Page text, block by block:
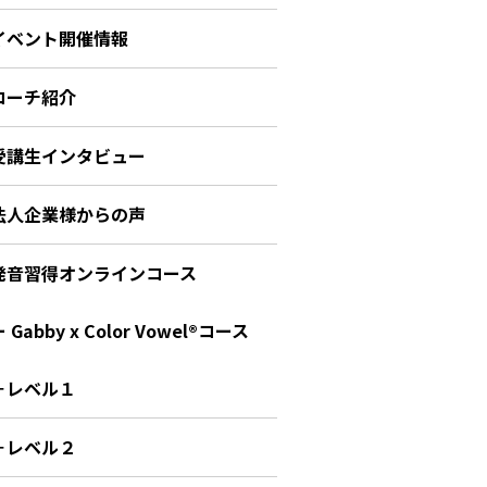
ベント開催情報
ーチ紹介
講生インタビュー
人企業様からの声
音習得オンラインコース
Gabby x Color Vowel®︎コース
レベル１
レベル２